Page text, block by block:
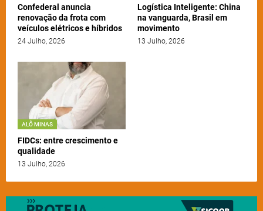
Confederal anuncia
renovação da frota com
veículos elétricos e híbridos
24 Julho, 2026
Logística Inteligente: China
na vanguarda, Brasil em
movimento
13 Julho, 2026
ALÔ MINAS
FIDCs: entre crescimento e
qualidade
13 Julho, 2026